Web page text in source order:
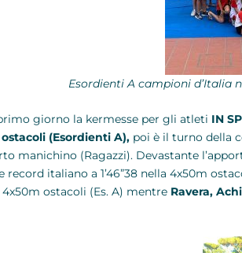
Esordienti A campioni d’Italia
giorno la kermesse per gli atleti IN
(Esordienti A), poi è il turno della
manichino (Ragazzi). Devastante
record italiano a 1’46”38 nella 4x50m
4x50m ostacoli (Es. A) mentre Ravera,